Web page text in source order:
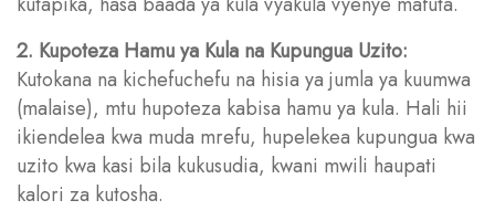
2. Kupoteza Hamu ya Kula na Kupungua Uzito:
Kutokana na kichefuchefu na hisia ya jumla ya kuumwa
(malaise), mtu hupoteza kabisa hamu ya kula. Hali hii
ikiendelea kwa muda mrefu, hupelekea kupungua kwa
uzito kwa kasi bila kukusudia, kwani mwili haupati
kalori za kutosha.